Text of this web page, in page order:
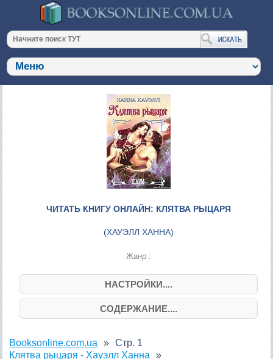
ЧИТАТЬ КНИГУ ОНЛАЙН: КЛЯТВА РЫЦАРЯ
(ХАУЭЛЛ ХАННА)
Жанр :
НАСТРОЙКИ....
СОДЕРЖАНИЕ....
Booksonline.com.ua
Клятва рыцаря - Хауэлл Ханна
Стр. 1